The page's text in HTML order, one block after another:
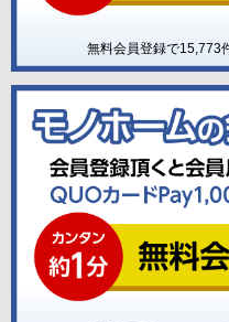
無料会員登録で15,773